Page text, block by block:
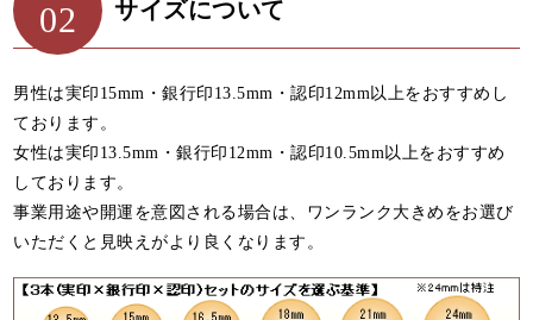
02 サイズについて
男性は実印15mm・銀行印13.5mm・認印12mm以上をおすすめし
ております。
女性は実印13.5mm・銀行印12mm・認印10.5mm以上をおすすめ
しております。
事業用途や開運を意図される場合は、ワンランク大きめをお選び
いただくと見映えがより良くなります。